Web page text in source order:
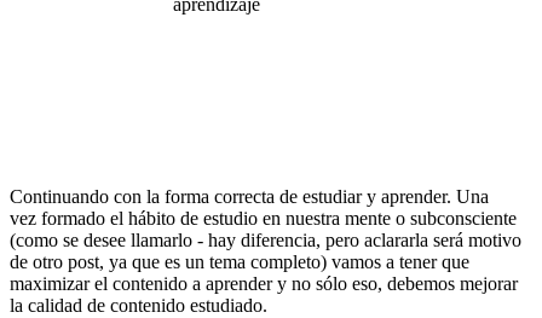
Continuando con la forma correcta de estudiar y aprender. Una
vez formado el hábito de estudio en nuestra mente o subconsciente
(como se desee llamarlo - hay diferencia, pero aclararla será motivo
de otro post, ya que es un tema completo) vamos a tener que
maximizar el contenido a aprender y no sólo eso, debemos mejorar
la calidad de contenido estudiado.